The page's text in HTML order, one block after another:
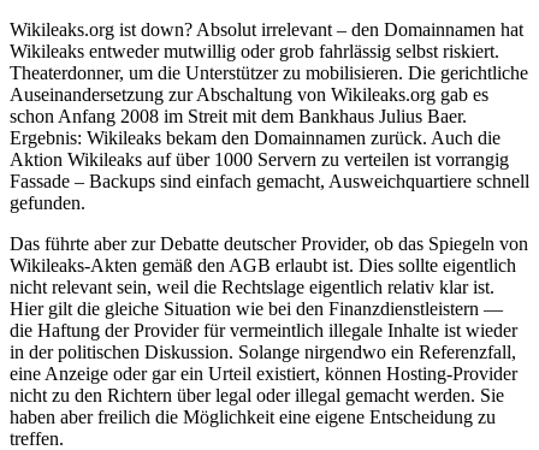
Wikileaks.org ist down? Absolut irrelevant – den Domainnamen hat
Wikileaks entweder mutwillig oder grob fahrlässig selbst riskiert.
Theaterdonner, um die Unterstützer zu mobilisieren. Die gerichtliche
Auseinandersetzung zur Abschaltung von Wikileaks.org gab es
schon Anfang 2008 im Streit mit dem Bankhaus Julius Baer.
Ergebnis: Wikileaks bekam den Domainnamen zurück. Auch die
Aktion Wikileaks auf über 1000 Servern zu verteilen ist vorrangig
Fassade – Backups sind einfach gemacht, Ausweichquartiere schnell
gefunden.
Das führte aber zur Debatte deutscher Provider, ob das Spiegeln von
Wikileaks-Akten gemäß den AGB erlaubt ist. Dies sollte eigentlich
nicht relevant sein, weil die Rechtslage eigentlich relativ klar ist.
Hier gilt die gleiche Situation wie bei den Finanzdienstleistern —
die Haftung der Provider für vermeintlich illegale Inhalte ist wieder
in der politischen Diskussion. Solange nirgendwo ein Referenzfall,
eine Anzeige oder gar ein Urteil existiert, können Hosting-Provider
nicht zu den Richtern über legal oder illegal gemacht werden. Sie
haben aber freilich die Möglichkeit eine eigene Entscheidung zu
treffen.